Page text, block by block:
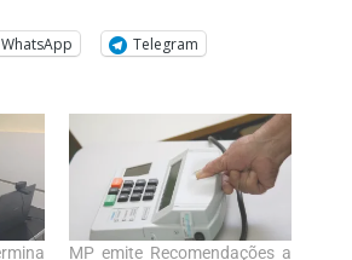
WhatsApp Telegram
MP emite Recomendações a